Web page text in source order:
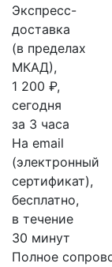
Экспресс-
доставка
(в пределах
МКАД),
1 200 ₽,
сегодня
за 3 часа
На email
(электронный
сертификат),
бесплатно,
в течение
30 минут
Полное